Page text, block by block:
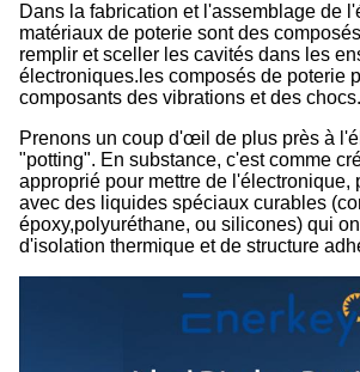
Dans la fabrication et l'assemblage de
matériaux de poterie sont des
remplir et sceller les cavités dans les
électroniques.les composés de poterie
composants des vibrations et des chocs.
Prenons un coup d'œil de plus près à
"potting". En substance, c'est comme
approprié pour mettre de l'électronique,
avec des liquides spéciaux curables
époxy,polyuréthane, ou silicones) qui
d'isolation thermique et de structure